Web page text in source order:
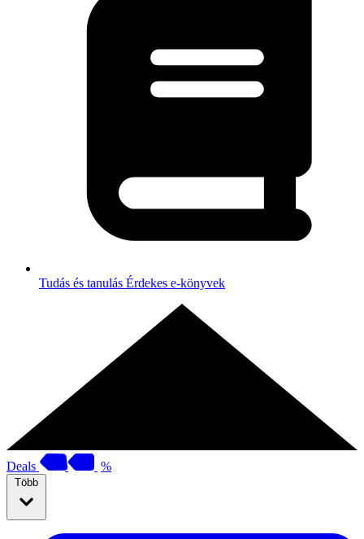
Tudás és tanulás Érdekes e-könyvek
Deals %
Több